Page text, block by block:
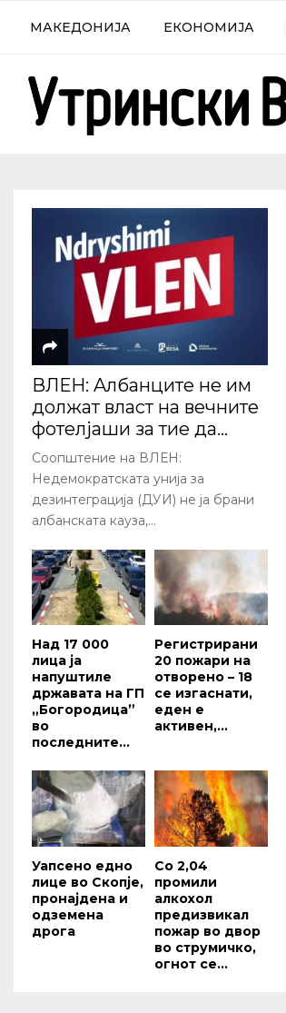
МАКЕДОНИЈА ЕКОНОМИЈА
ВЛЕН: Aлбанците не им
должат власт на вечните
фотелјаши за тие да...
Соопштение на ВЛЕН:
Недемократската унија за
дезинтеграција (ДУИ) не ја брани
албанската кауза,...
Над 17 000
лица ја
напуштиле
државата на ГП
„Богородица”
во
последните...
Регистрирани
20 пожари на
отворено – 18
се изгаснати,
еден е
активен,...
Уапсено едно
лице во Скопје,
пронајдена и
одземена
дрога
Со 2,04
промили
алкохол
предизвикал
пожар во двор
во струмичко,
огнот се...